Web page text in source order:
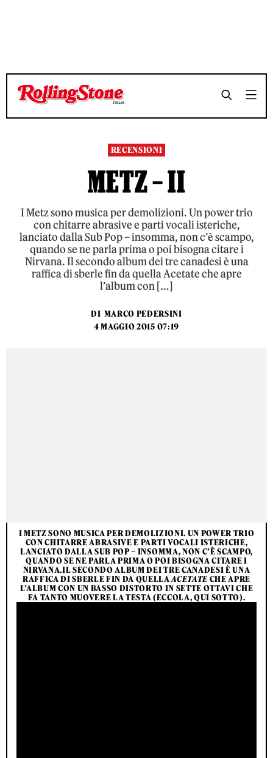
TEMPO DI LETTURA 4 MINUTI SHARE
TEMPO DI LETTURA 4 MINUTI SHARE
RECENSIONI
METZ – II
I Metz sono musica per demolizioni. Un power trio
con chitarre abrasive e parti vocali isteriche,
lanciato dalla Sub Pop – insomma, non c’è scampo,
quando se ne parla prima o poi bisogna citare i
Nirvana. Il secondo album dei tre canadesi è una
raffica di sberle fin da quella Acetate che apre
l’album con […]
DI MARCO PEDERSINI
4 MAGGIO 2015 07:19
I METZ SONO MUSICA PER DEMOLIZIONI. UN POWER TRIO
CON CHITARRE ABRASIVE E PARTI VOCALI ISTERICHE,
LANCIATO DALLA SUB POP – INSOMMA, NON C’È SCAMPO,
QUANDO SE NE PARLA PRIMA O POI BISOGNA CITARE I
NIRVANA.IL SECONDO ALBUM DEI TRE CANADESI È UNA
RAFFICA DI SBERLE FIN DA QUELLAACETATECHE APRE
L’ALBUM CON UN BASSO DISTORTO IN SETTE OTTAVI CHE
FA TANTO MUOVERE LA TESTA (ECCOLA, QUI SOTTO).